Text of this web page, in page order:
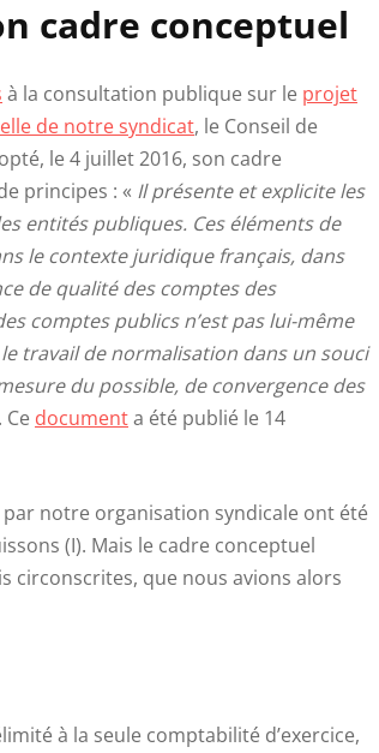
cadre conceptuel
à la consultation publique sur le projet
de notre syndicat, le Conseil de
le 4 juillet 2016, son cadre
principes : « Il présente et explicite les
entités publiques. Ces éléments de
le contexte juridique français, dans
de qualité des comptes des
comptes publics n’est pas lui-même
travail de normalisation dans un souci
du possible, de convergence des
Ce documenta été publié le 14
notre organisation syndicale ont été
(I). Mais le cadre conceptuel
circonscrites, que nous avions alors
à la seule comptabilité d’exercice,